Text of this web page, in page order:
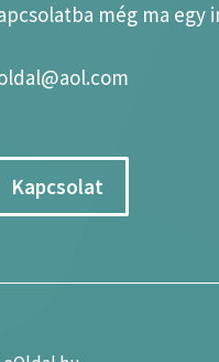
még ma egy
Kapcsolat